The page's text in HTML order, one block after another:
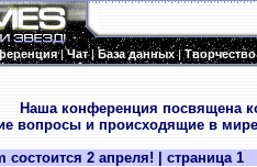
|Чат|База данных|Творчество
Наша конференция посвящена
вопросы и происходящие в
состоится 2 апреля! | страница 1